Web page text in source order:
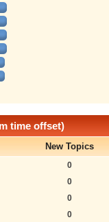
time offset)
New Topics
0
0
0
0